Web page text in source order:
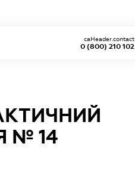
0 (800) 210 102
caHeader.contact
№ 14